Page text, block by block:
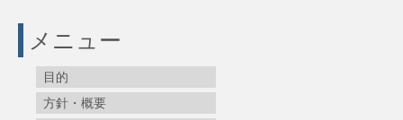
メニュー
目的
方針・概要